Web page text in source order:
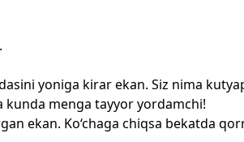
yoniga kirar ekan. Siz nima
menga tayyor yordamchi!
ekan. Ko‘chaga chiqsa bekatda